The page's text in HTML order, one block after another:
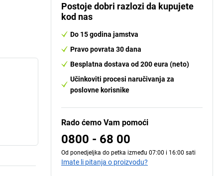
Postoje dobri razlozi da kupujete
kod nas
Do 15 godina jamstva
Pravo povrata 30 dana
Besplatna dostava od 200 eura (neto)
Učinkoviti procesi naručivanja za
poslovne korisnike
Rado ćemo Vam pomoći
0800 - 68 00
Od ponedjeljka do petka između 07:00 i 16:00 sati
Imate li pitanja o proizvodu?